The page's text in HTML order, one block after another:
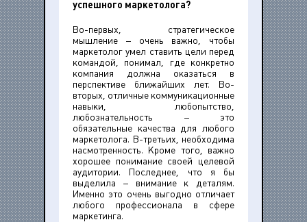
успешного маркетолога?
Во-первых, стратегическое
мышление – очень важно, чтобы
маркетолог умел ставить цели перед
командой, понимал, где конкретно
компания должна оказаться в
перспективе ближайших лет. Во-
вторых, отличные коммуникационные
навыки, любопытство,
любознательность – это
обязательные качества для любого
маркетолога. В-третьих, необходима
насмотренность. Кроме того, важно
хорошее понимание своей целевой
аудитории. Последнее, что я бы
выделила – внимание к деталям.
Именно это очень выгодно отличает
любого профессионала в сфере
маркетинга.